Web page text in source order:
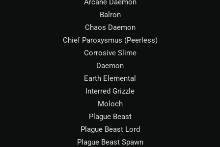
Arcane Daemon
Balron
Chaos Daemon
Chief Paroxysmus (Peerless)
Corrosive Slime
Daemon
Earth Elemental
Interred Grizzle
Moloch
Plague Beast
Plague Beast Lord
Plague Beast Spawn